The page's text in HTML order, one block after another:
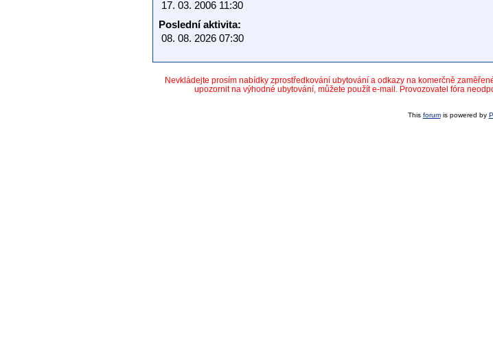
17. 03. 2006 11:30
Poslední aktivita:
08. 08. 2026 07:30
Nevkládejte prosím nabídky zprostředkování ubytování a odkazy na komerčně
upozornit na výhodné ubytování, můžete použít e-mail. Provozovatel fóra
This forumis powered by